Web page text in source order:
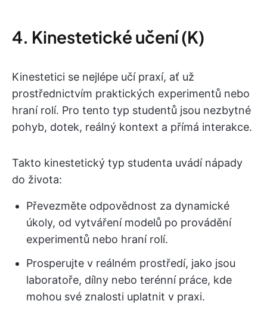
4. Kinestetické učení (K)
Kinestetici se nejlépe učí praxí, ať už
prostřednictvím praktických experimentů nebo
hraní rolí. Pro tento typ studentů jsou nezbytné
pohyb, dotek, reálný kontext a přímá interakce.
Takto kinestetický typ studenta uvádí nápady
do života:
Převezměte odpovědnost za dynamické
úkoly, od vytváření modelů po provádění
experimentů nebo hraní rolí.
Prosperujte v reálném prostředí, jako jsou
laboratoře, dílny nebo terénní práce, kde
mohou své znalosti uplatnit v praxi.